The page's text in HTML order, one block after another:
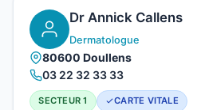
Dr Annick Callens
Dermatologue
80600 Doullens
03 22 32 33 33
SECTEUR 1 CARTE VITALE